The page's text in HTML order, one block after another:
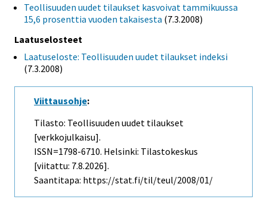
Teollisuuden uudet tilaukset kasvoivat tammikuussa
15,6 prosenttia vuoden takaisesta (7.3.2008)
Laatuselosteet
Laatuseloste: Teollisuuden uudet tilaukset indeksi
(7.3.2008)
Viittausohje:
Tilasto: Teollisuuden uudet tilaukset
[verkkojulkaisu].
ISSN=1798-6710. Helsinki: Tilastokeskus
[viitattu: 7.8.2026].
Saantitapa: https://stat.fi/til/teul/2008/01/